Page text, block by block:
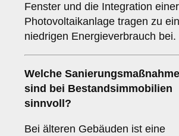
Fenster und die Integration einer
Photovoltaikanlage tragen zu
niedrigen Energieverbrauch bei.
Welche
sind bei Bestandsimmobilien
sinnvoll?
Bei älteren Gebäuden ist eine